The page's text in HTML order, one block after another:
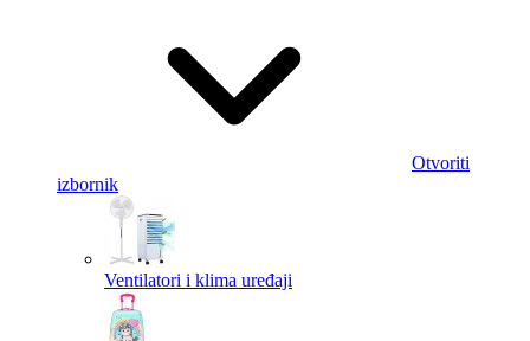
Otvoriti
izbornik
Ventilatori i klima uređaji